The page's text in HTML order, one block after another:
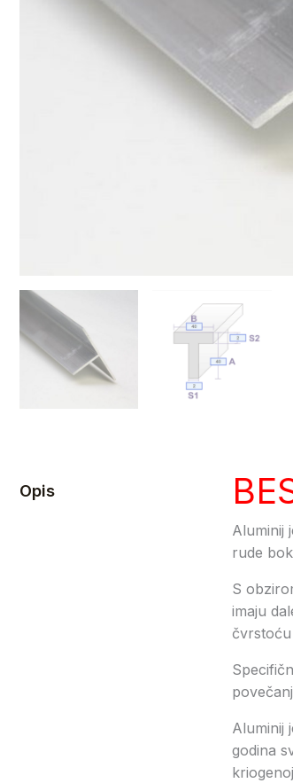
Opis
Aluminij
rude
S
imaju
Aluminij
godina